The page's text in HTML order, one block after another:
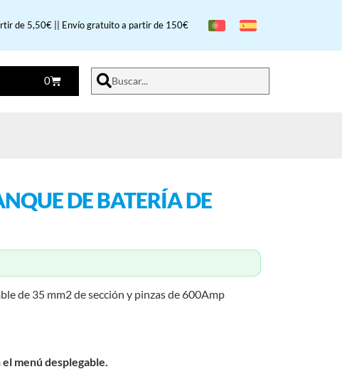
de 5,50€ || Envío gratuito a partir de 150€
0 Buscar...
DE BATERÍA DE
de 35 mm2 de sección y pinzas de 600Amp
menú desplegable.